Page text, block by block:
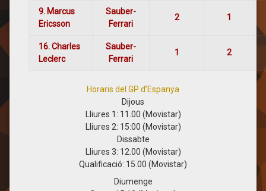
9. Marcus
Ericsson
Sauber-
Ferrari
2 1
16. Charles
Leclerc
Sauber-
Ferrari
1 2
Horaris del GP d’Espanya
Dijous
Lliures 1: 11.00 (Movistar)
Lliures 2: 15:00 (Movistar)
Dissabte
Lliures 3: 12.00 (Movistar)
Qualificació: 15.00 (Movistar)
Diumenge